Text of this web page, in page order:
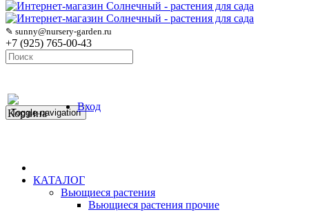
✎ sunny@nursery-garden.ru
+7 (925) 765-00-43
Корзина
Вход
Toggle navigation
КАТАЛОГ
Вьющиеся растения
Вьющиеся растения прочие